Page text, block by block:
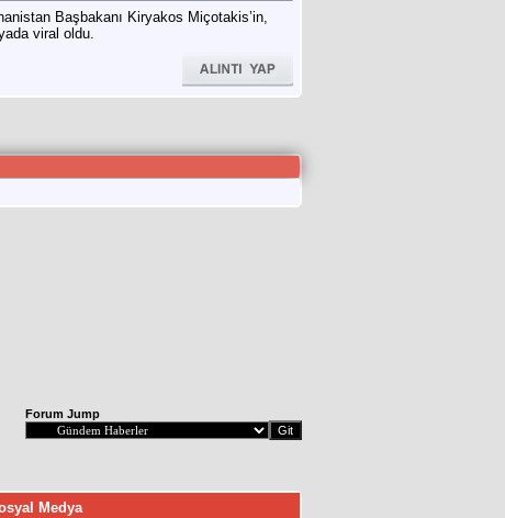
Başbakanı Kiryakos Miçotakis’in,
viral oldu.
Forum Jump
Medya